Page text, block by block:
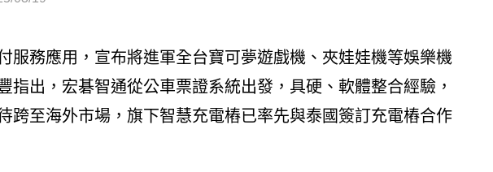
服務應用，宣布將進軍全台寶可夢遊戲機、夾娃娃機等娛樂機
指出，宏碁智通從公車票證系統出發，具硬、軟體整合經驗，
跨至海外市場，旗下智慧充電樁已率先與泰國簽訂充電樁合作